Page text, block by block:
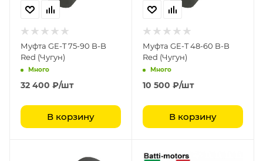
Муфта GE-T 75-90 B-B
Red (Чугун)
Много
32 400 ₽/шт
В корзину
Муфта GE-T 48-60 B-B
Red (Чугун)
Много
10 500 ₽/шт
В корзину